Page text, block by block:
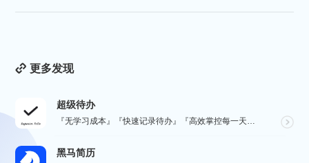
更多发现
超级待办
『无学习成本』『快速记录待办』『高效掌控每一天』『桌面小组件交互』『自动数据同步备份』
黑马简历